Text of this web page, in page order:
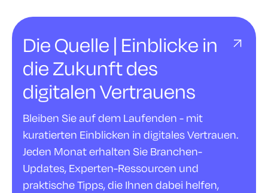
Die Quelle | Einblicke in
die Zukunft des
digitalen Vertrauens
Bleiben Sie auf dem Laufenden - mit
kuratierten Einblicken in digitales Vertrauen.
Jeden Monat erhalten Sie Branchen-
Updates, Experten-Ressourcen und
praktische Tipps, die Ihnen dabei helfen,